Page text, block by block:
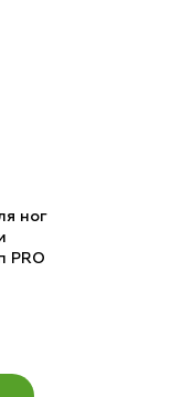
ног
PRO